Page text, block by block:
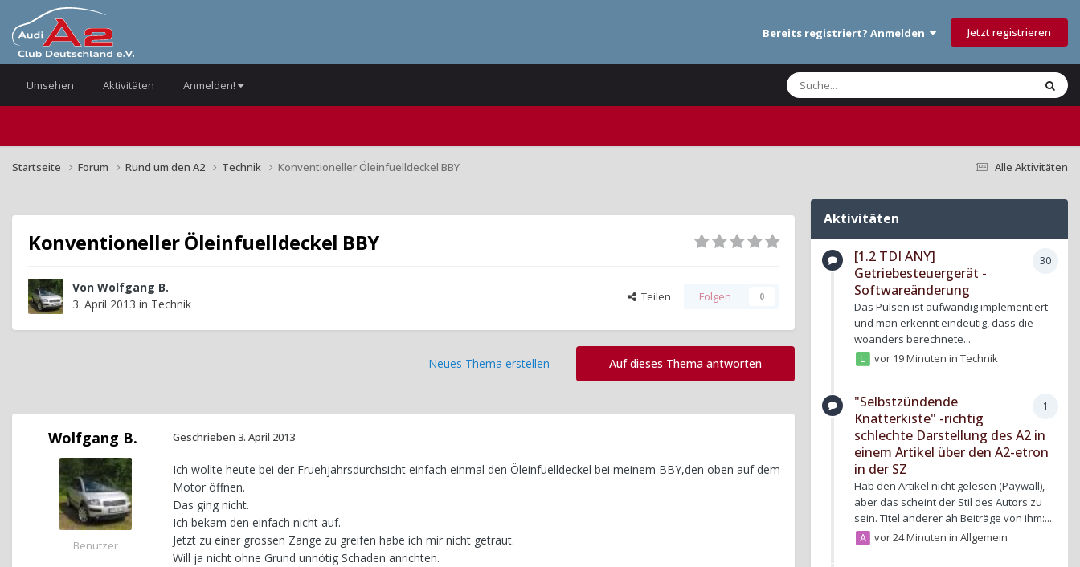
Bereits registriert? Anmelden Jetzt registrieren
Umsehen Aktivitäten Anmelden!
Alle Aktivitäten
Startseite Forum Rund um den A2 Technik Konventioneller Öleinfuelldeckel BBY
Konventioneller Öleinfuelldeckel BBY
Von Wolfgang B.
3. April 2013 in Technik Teilen Folgen 0
Auf dieses Thema antworten
Neues Thema erstellen
Wolfgang B.
Benutzer
Geschrieben 3. April 2013
Ich wollte heute bei der Fruehjahrsdurchsicht einfach einmal den Öleinfuelldeckel bei meinem BBY,den oben auf dem
Motor öffnen.
Das ging nicht.
Ich bekam den einfach nicht auf.
Jetzt zu einer grossen Zange zu greifen habe ich mir nicht getraut.
Will ja nicht ohne Grund unnötig Schaden anrichten.
Aktivitäten
30
[1.2 TDI ANY]
Getriebesteuergerät -
Softwareänderung
Das Pulsen ist aufwändig implementiert
und man erkennt eindeutig, dass die
woanders berechnete...
vor 19 MinuteninTechnik
1
"Selbstzündende
Knatterkiste" -richtig
schlechte Darstellung des A2 in
einem Artikel über den A2-etron
in der SZ
Hab den Artikel nicht gelesen (Paywall),
aber das scheint der Stil des Autors zu
sein. Titel anderer äh Beiträge von ihm:...
vor 24 MinuteninAllgemein